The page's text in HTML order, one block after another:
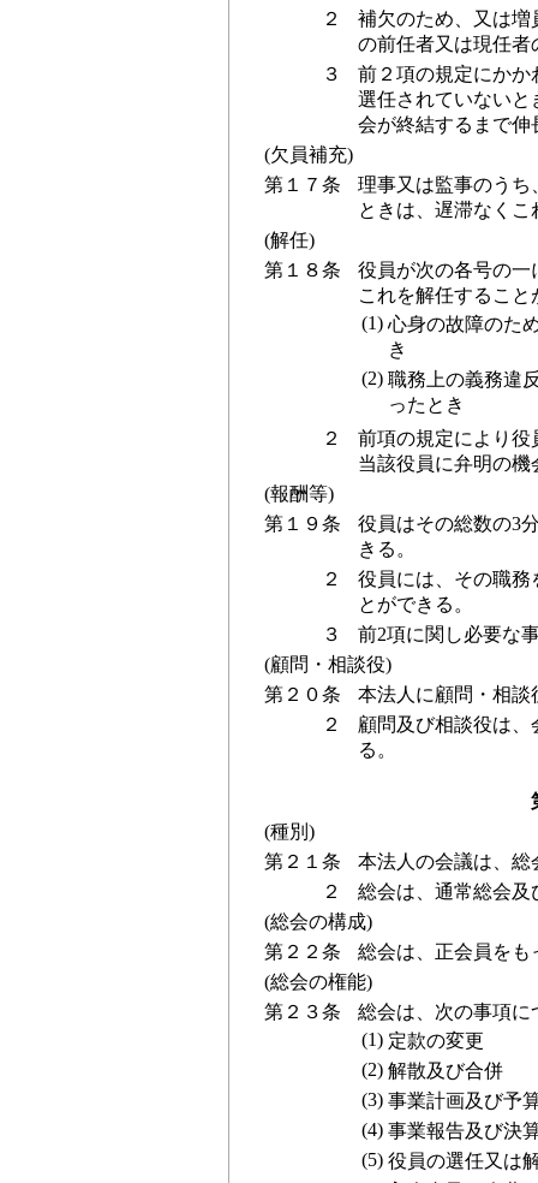
２
補欠のため、又は増
の前任者又は現任者
３
前２項の規定にかか
選任されていないと
会が終結するまで伸
(欠員補充)
第１７条
理事又は監事のうち
ときは、遅滞なく
(解任)
第１８条
役員が次の各号の一
これを解任すること
(1) 心身の故障のた
き
(2) 職務上の義務違
ったとき
２
前項の規定により役
当該役員に弁明の
(報酬等)
第１９条
役員はその総数の3
きる。
２
役員には、その職務
とができる。
３
前2項に関し必要な
(顧問・相談役)
第２０条
本法人に顧問・相談
２
顧問及び相談役は
る。
(種別)
第２１条
本法人の会議は、総
２
総会は、通常総会及
(総会の構成)
第２２条
総会は、正会員をも
(総会の権能)
第２３条
総会は、次の事項に
(1) 定款の変更
(2) 解散及び合併
(3) 事業計画及び予
(4) 事業報告及び決
(5) 役員の選任又は